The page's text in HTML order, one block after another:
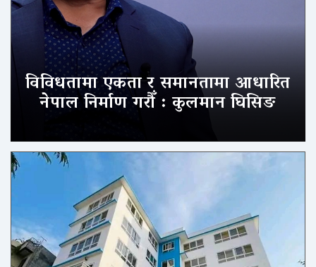
विविधतामा एकता र समानतामा आधारित
नेपाल निर्माण गरौँ : कुलमान घिसिङ